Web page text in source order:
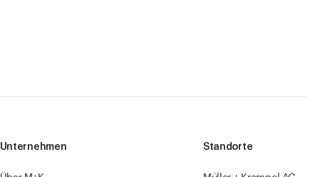
Unternehmen Standorte